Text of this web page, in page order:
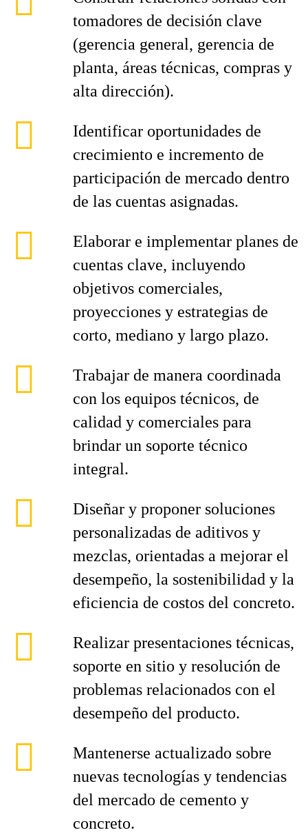
tomadores de decisión clave
(gerencia general, gerencia de
planta, áreas técnicas, compras y
alta dirección).
Identificar oportunidades de
crecimiento e incremento de
participación de mercado dentro
de las cuentas asignadas.
Elaborar e implementar planes de
cuentas clave, incluyendo
objetivos comerciales,
proyecciones y estrategias de
corto, mediano y largo plazo.
Trabajar de manera coordinada
con los equipos técnicos, de
calidad y comerciales para
brindar un soporte técnico
integral.
Diseñar y proponer soluciones
personalizadas de aditivos y
mezclas, orientadas a mejorar el
desempeño, la sostenibilidad y la
eficiencia de costos del concreto.
Realizar presentaciones técnicas,
soporte en sitio y resolución de
problemas relacionados con el
desempeño del producto.
Mantenerse actualizado sobre
nuevas tecnologías y tendencias
del mercado de cemento y
concreto.